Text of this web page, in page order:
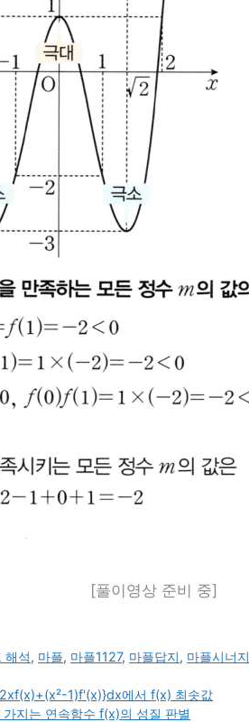
[풀이영상 준비 중]
해석, 마플, 마플1127, 마플답지, 마플시너지
1)f'(x)}dx에서 f(x) 최솟값
지는 연속함수 f(x)의 성질 판별